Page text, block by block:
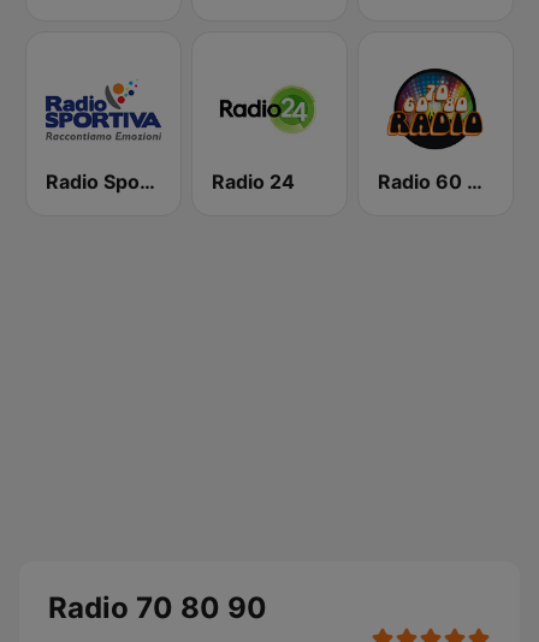
Radio Sportiva Radio 24 Radio 60 70 80
Radio 70 80 90